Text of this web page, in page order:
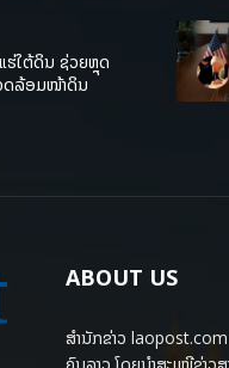
ຮ່ໃຕ້ດິນ ຊ່ວຍຫຼຸດ
ດລ້ອມໜ້າດິນ
ABOUT US
ສຳນັກຂ່າວ laopost.com
ຄົນລາວ ໂດຍນຳສະເໜີຂ່າວ